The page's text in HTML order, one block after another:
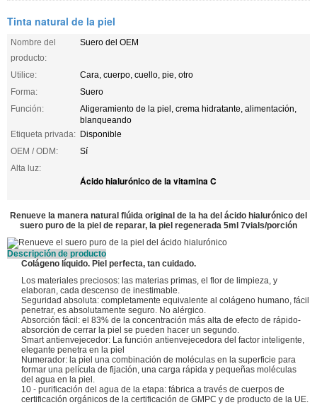
Tinta natural de la piel
Nombre del
producto:
Suero del OEM
Utilice:
Cara, cuerpo, cuello, pie, otro
Forma:
Suero
Función:
Aligeramiento de la piel, crema hidratante, alimentación,
blanqueando
Etiqueta privada: Disponible
OEM / ODM:
Sí
Alta luz:
Ácido hialurónico de la vitamina C
Renueve la manera natural flúida original de la ha del ácido hialurónico del
suero puro de la piel de reparar, la piel regenerada 5ml 7vials/porción
Descripción de producto
Colágeno líquido. Piel perfecta, tan cuidado.
Los materiales preciosos: las materias primas, el flor de limpieza, y
elaboran, cada descenso de inestimable.
Seguridad absoluta: completamente equivalente al colágeno humano, fácil
penetrar, es absolutamente seguro. No alérgico.
Absorción fácil: el 83% de la concentración más alta de efecto de rápido-
absorción de cerrar la piel se pueden hacer un segundo.
Smart antienvejecedor: La función antienvejecedora del factor inteligente,
elegante penetra en la piel
Numerador: la piel una combinación de moléculas en la superficie para
formar una película de fijación, una carga rápida y pequeñas moléculas
del agua en la piel.
10 - purificación del agua de la etapa: fábrica a través de cuerpos de
certificación orgánicos de la certificación de GMPC y de producto de la UE.